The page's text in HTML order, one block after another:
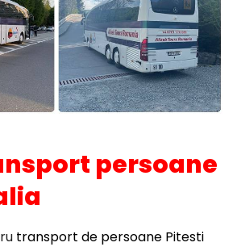
persoane
transport de persoane Pitesti